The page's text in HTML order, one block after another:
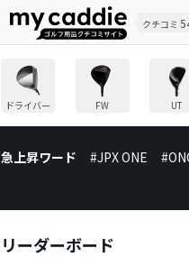
クチコミ
ドライバー FW UT
急上昇ワード #JPX ONE
リーダーボード